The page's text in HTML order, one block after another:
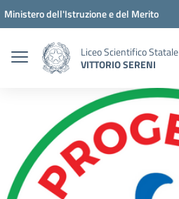
Vai ai contenuti
Vai al menu di navigazione
Vai al footer
Ministero dell'Istruzione e del Merito
Liceo Scientifico Statale
VITTORIO SERENI